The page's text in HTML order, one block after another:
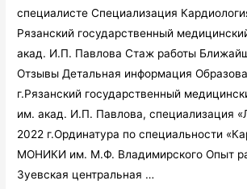
специалисте Специализация
Рязанский государственный
акад. И.П. Павлова Стаж работы
Отзывы Детальная информация
г.Рязанский государственный
им. акад. И.П. Павлова, специализация
2022 г.Ординатура по специальности
МОНИКИ им. М.Ф. Владимирского Опыт
Зуевская центральная …